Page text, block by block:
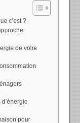
c’est ?
de votre
pour